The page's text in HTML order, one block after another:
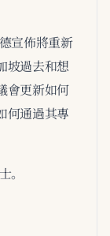
宣佈將重新
坡過去和想
會更新如何
何通過其專
。